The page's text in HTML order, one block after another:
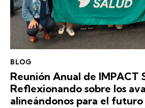
BLOG
Reunión Anual de IMPACT
Reflexionando sobre los
alineándonos para el futuro